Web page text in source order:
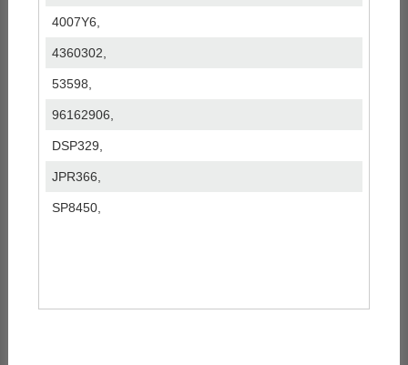
4007Y6,
4360302,
53598,
96162906,
DSP329,
JPR366,
SP8450,